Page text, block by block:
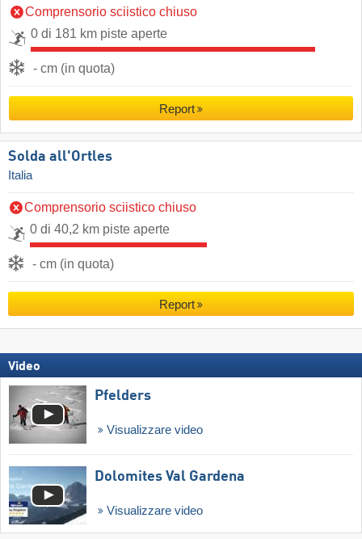
Comprensorio sciistico chiuso
0 di 181 km piste aperte
- cm (in quota)
Report
Solda all'Ortles
Italia
Comprensorio sciistico chiuso
0 di 40,2 km piste aperte
- cm (in quota)
Report
Video
Pfelders
Visualizzare video
Dolomites Val Gardena
Visualizzare video